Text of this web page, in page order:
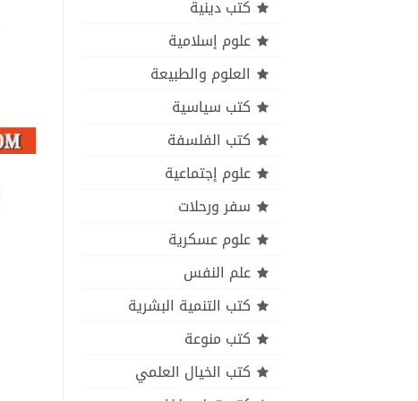
كتب دينية
علوم إسلامية
العلوم والطبيعة
كتب سياسية
كتب الفلسفة
علوم إجتماعية
سفر ورحلات
علوم عسكرية
علم النفس
كتب التنمية البشرية
كتب منوعة
كتب الخيال العلمي